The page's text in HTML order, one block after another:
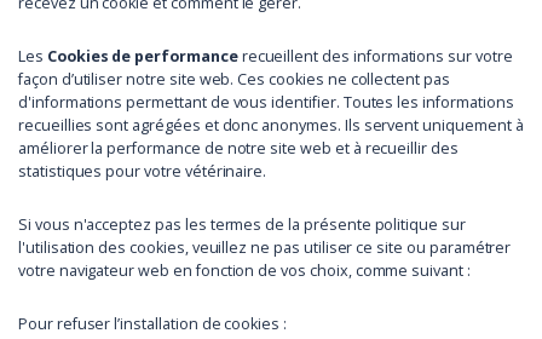
Les Cookies de performancerecueillent des informations sur votre
façon d’utiliser notre site web. Ces cookies ne collectent pas
d'informations permettant de vous identifier. Toutes les informations
recueillies sont agrégées et donc anonymes. Ils servent uniquement à
améliorer la performance de notre site web et à recueillir des
statistiques pour votre vétérinaire.
Si vous n'acceptez pas les termes de la présente politique sur
l'utilisation des cookies, veuillez ne pas utiliser ce site ou paramétrer
votre navigateur web en fonction de vos choix, comme suivant :
Pour refuser l’installation de cookies :